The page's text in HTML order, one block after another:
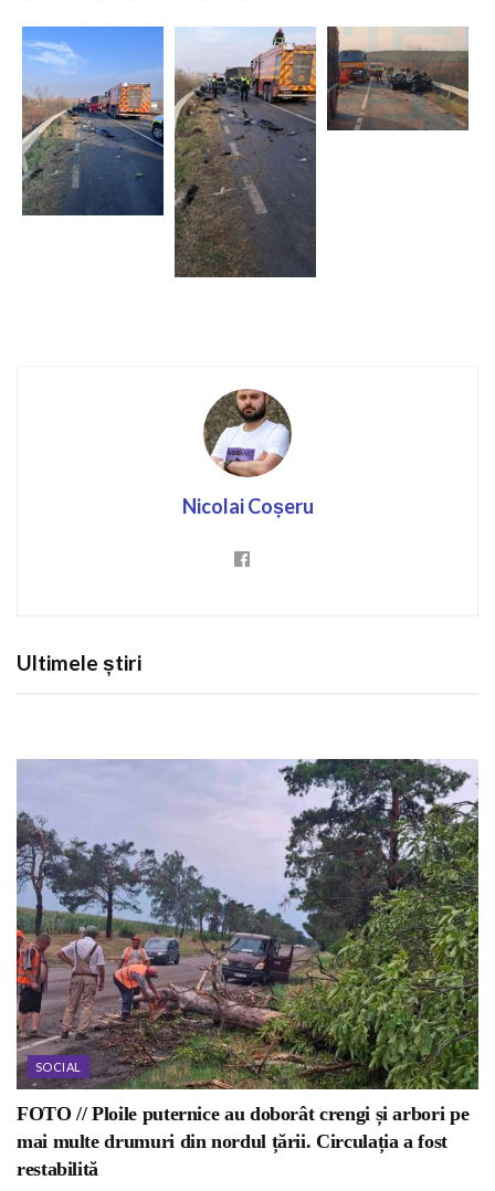
Nicolai Coșeru
Ultimele știri
SOCIAL
FOTO // Ploile puternice au doborât crengi și arbori pe
mai multe drumuri din nordul țării. Circulația a fost
restabilită